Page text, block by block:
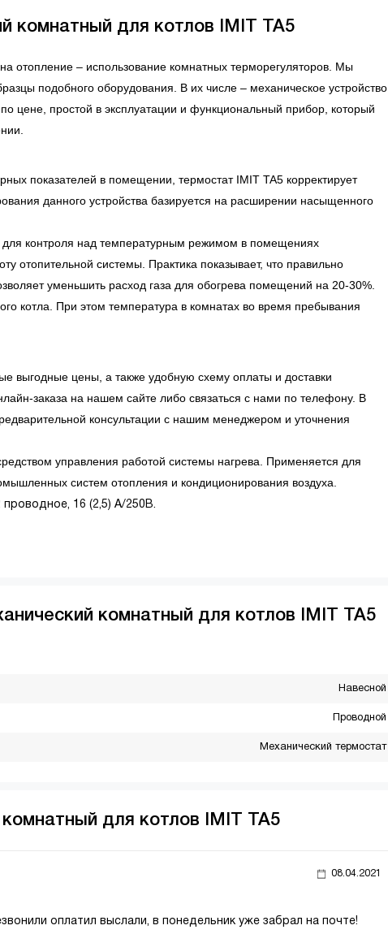
комнатный для котлов IMIT TA5
– использование комнатных терморегуляторов. Мы
подобного оборудования. В их числе – механическое устройство
цене, простой в эксплуатации и функциональный прибор, который
показателей в помещении, термостат IMIT TA5 корректирует
данного устройства базируется на расширении насыщенного
для контроля над температурным режимом в помещениях
отопительной системы. Практика показывает, что правильно
уменьшить расход газа для обогрева помещений на 20-30%.
котла. При этом температура в комнатах во время пребывания
выгодные цены, а также удобную схему оплаты и доставки
заказа на нашем сайте либо связаться с нами по телефону. В
консультации с нашим менеджером и уточнения
управления работой системы нагрева. Применяется для
систем отопления и кондиционирования воздуха.
16 (2,5) А/250В.
комнатный для котлов IMIT TA5
Навесной
Проводной
Механический термостат
для котлов IMIT TA5
08.04.2021
оплатил выслали, в понедельник уже забрал на почте!